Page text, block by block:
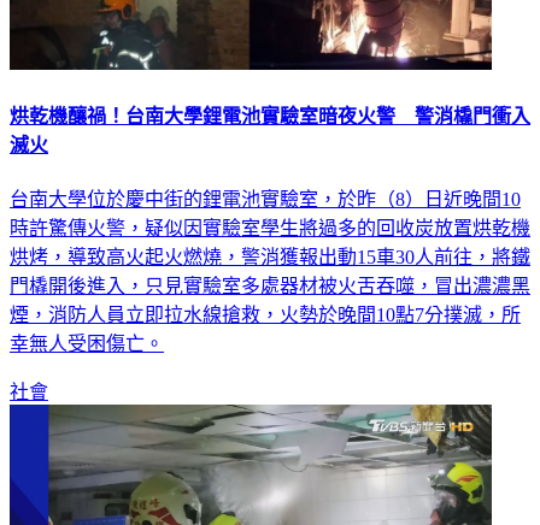
烘乾機釀禍！台南大學鋰電池實驗室暗夜火警 警消橇門衝入
滅火
台南大學位於慶中街的鋰電池實驗室，於昨（8）日近晚間10
時許驚傳火警，疑似因實驗室學生將過多的回收炭放置烘乾機
烘烤，導致高火起火燃燒，警消獲報出動15車30人前往，將鐵
門橇開後進入，只見實驗室多處器材被火舌吞噬，冒出濃濃黑
煙，消防人員立即拉水線搶救，火勢於晚間10點7分撲滅，所
幸無人受困傷亡。
社會